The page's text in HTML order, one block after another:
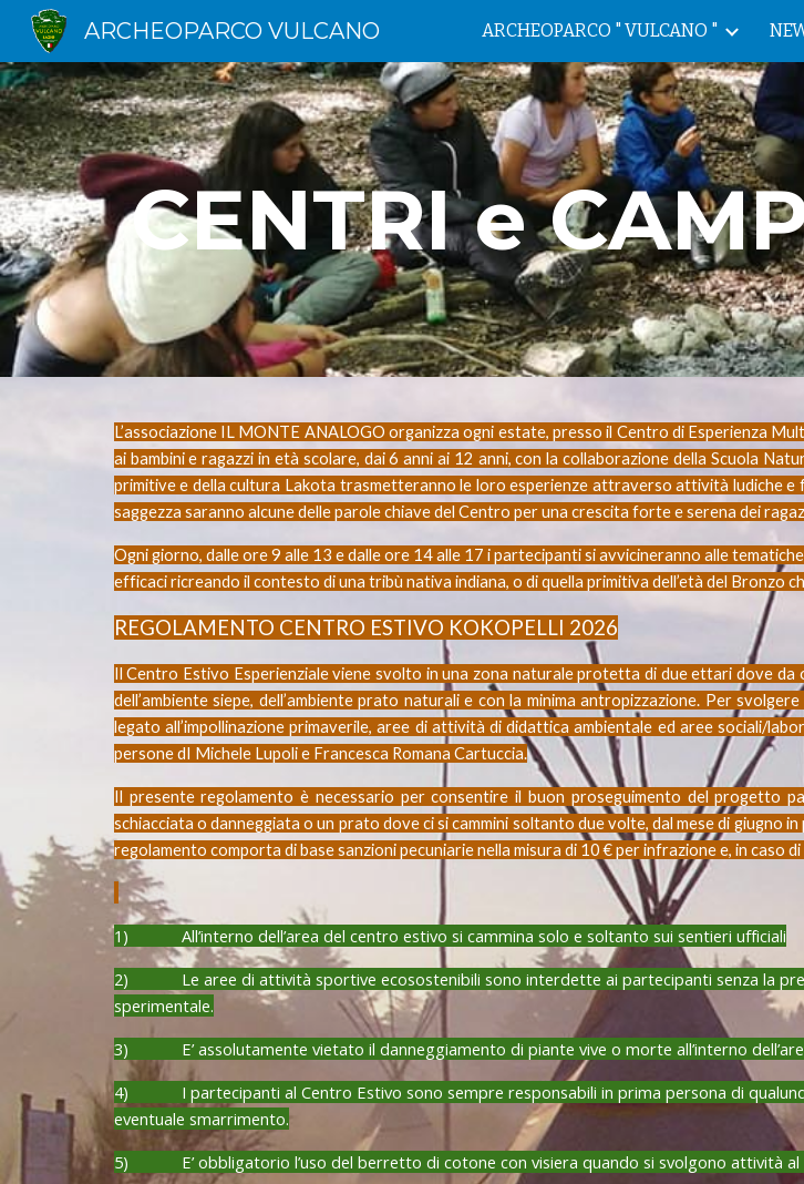
Skip to main content
ARCHEOPARCO VULCANO ARCHEOPARCO " VULCANO "
CENTRI e
L’associazione IL MONTE ANALOGO organizza ogni estate, presso il Centro di Esperienza
ai bambini e ragazzi in età scolare, dai 6 anni ai 12 anni, con la collaborazione della Scuola
primitive e della cultura Lakota trasmetteranno le loro esperienze attraverso attività ludiche
saggezza saranno alcune delle parole chiave del Centro per una crescita forte e serena dei
Ogni giorno, dalle ore 9 alle 13 e dalle ore 14 alle 17 i partecipanti si avvicineranno alle
efficaci ricreando il contesto di una tribù nativa indiana, o di quella primitiva dell’età del Bronzo
REGOLAMENTO CENTRO ESTIVO KOKOPELLI 2026
Il Centro Estivo Esperienziale viene svolto in una zona naturale protetta di due ettari dove
dell’ambiente siepe, dell’ambiente prato naturali e con la minima antropizzazione. Per
legato all’impollinazione primaverile, aree di attività di didattica ambientale ed aree sociali/
persone dI Michele Lupoli e Francesca Romana Cartuccia.
Il presente regolamento è necessario per consentire il buon proseguimento del progetto
schiacciata o danneggiata o un prato dove ci si cammini soltanto due volte, dal mese di giugno
regolamento comporta di base sanzioni pecuniarie nella misura di 10 € per infrazione e, in caso
1) All’interno dell’area del centro estivo si cammina solo e soltanto sui sentieri ufficiali
2) Le aree di attività sportive ecosostenibili sono interdette ai partecipanti senza la
sperimentale.
3) E’ assolutamente vietato il danneggiamento di piante vive o morte all’interno
4) I partecipanti al Centro Estivo sono sempre responsabili in prima persona di
eventuale smarrimento.
5) E’ obbligatorio l’uso del berretto di cotone con visiera quando si svolgono attività al